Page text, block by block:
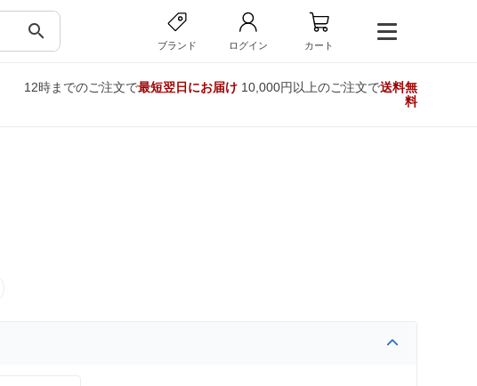
search
ブランド ログイン カート
12時までのご注文で最短翌日にお届け10,000円以上のご注文で送料無
料